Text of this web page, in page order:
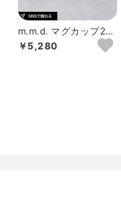
m.m.d. マグカップ2個
セット 朱＋青磁
￥5,280